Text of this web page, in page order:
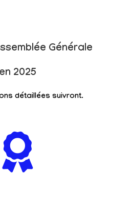
Générale
en 2025
détaillées suivront.